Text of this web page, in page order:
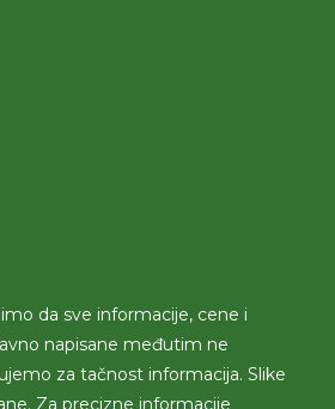
da sve informacije, cene i
napisane međutim ne
za tačnost informacija. Slike